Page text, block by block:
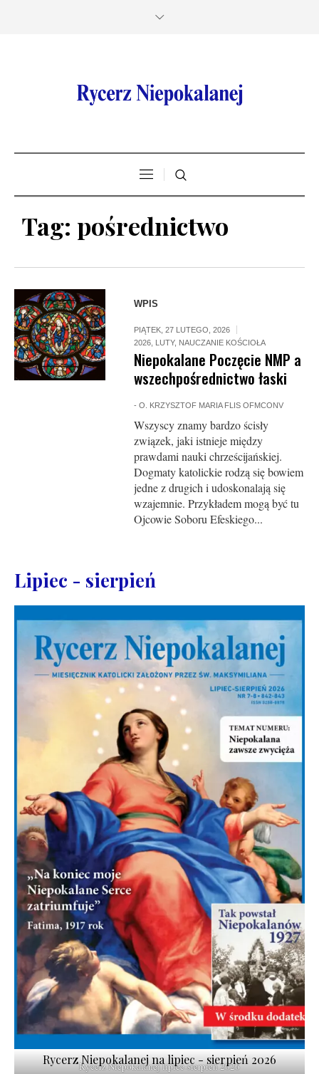
Tag: pośrednictwo
WPIS
PIĄTEK, 27 LUTEGO, 2026
2026 LUTY, NAUCZANIE KOŚCIOŁA
Niepokalane Poczęcie NMP a
wszechpośrednictwo łaski
-O. KRZYSZTOF MARIA FLIS OFMCONV
Wszyscy znamy bardzo ścisły
związek, jaki istnieje między
prawdami nauki chrześcijańskiej.
Dogmaty katolickie rodzą się bowiem
jedne z drugich i udoskonalają się
wzajemnie. Przykładem mogą być tu
Ojcowie Soboru Efeskiego...
Lipiec - sierpień
Rycerz Niepokalanej lipiec-sierpień 2026
Rycerz Niepokalanej na lipiec - sierpień 2026